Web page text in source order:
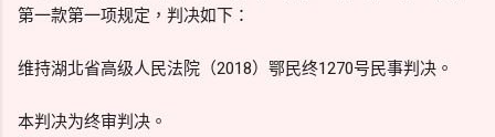
第一款第一项规定，判决如下：
维持湖北省高级人民法院（2018）鄂民终1270号民事判决。
本判决为终审判决。